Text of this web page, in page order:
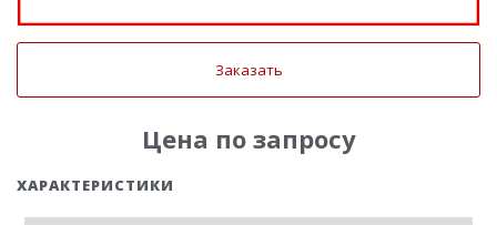
Заказать
Цена по запросу
ХАРАКТЕРИСТИКИ